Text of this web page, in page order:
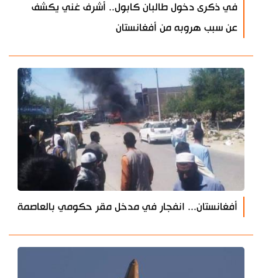
في ذكرى دخول طالبان كابول.. أشرف غني يكشف
عن سبب هروبه من أفغانستان
أفغانستان... انفجار في مدخل مقر حكومي بالعاصمة